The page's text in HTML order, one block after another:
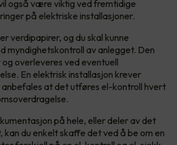
også være viktig ved fremtidige
på elektriske installasjoner.
verdipapirer, og du skal kunne
myndighetskontroll av anlegget. Den
overleveres ved eventuell
En elektrisk installasjon krever
at det utføres el-kontroll hvert
på hele, eller deler av det
kan du enkelt skaffe det ved å be om en